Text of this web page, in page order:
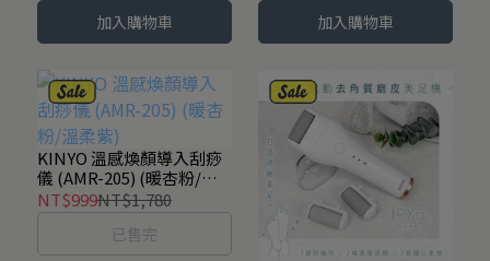
加入購物車 加入購物車
KINYO 溫感煥顏導入刮痧
儀 (AMR-205) (暖杏粉/溫
柔紫)
NT$999NT$1,780
已售完